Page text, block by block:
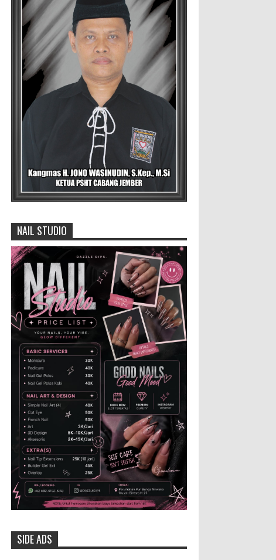
4.000 Petani Hutan Blora Bakal
Digelontor Bantuan CSR Jumbo
dan Bibit Ternak Gratis ‎
‎BLORA – Wakil Bupati Blora Hj.
Sri Setyorini menghadiri Rapat Anggota
Tahunan (RAT) Kelompok Tani Hutan (KTH)
Masjid Baitur Mulyo yang dig...
David Iswanto Jabat Ketua
Gradasi Kabupaten Jember 2026-
Jajaran Dewan Pengurus DPC
Kabupaten Jember 2025-2031, saat foto
bersama usai acara pelantikan di Gedung
Anggota Karang Taruna Urunan
Demi Nobar Indonesia Lawan
Vietnam
Pertandingan sepakbola antara
Tim Indonesia dan Vietnam tidak dilewatkan
begitu saha oleh penggemar bola, termasuk
karang taruna bahkan mere...
Generasi Kedua Pertahankan Grup
Keroncong Agar Tetap Eksis
Grup Keroncong Setia Kawan dari
Jember, ikut memeriahkan
panggung JFC Exhibition di Alun-Alun Jember
beberapa waktu lalu. MEMOPOS.co.id, Jem...
Menko Zulhas Wajibkan Program
Makan Bergizi Gratis Menyerap
Bahan Pangan dari Desa
BLORA - Menteri Koordinator
bahwa Satuan Pelayanan Pemenuhan Gizi (SPPG)
pelaksana Program Makan ...
NAIL STUDIO
SIDE ADS